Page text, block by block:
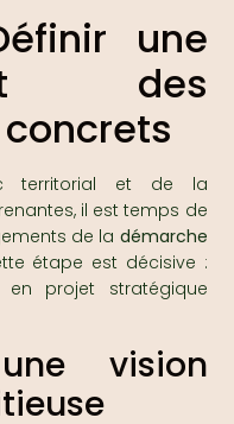
une
des
territorial et de la
il est temps de
de la démarche
étape est décisive :
en projet stratégique
vision